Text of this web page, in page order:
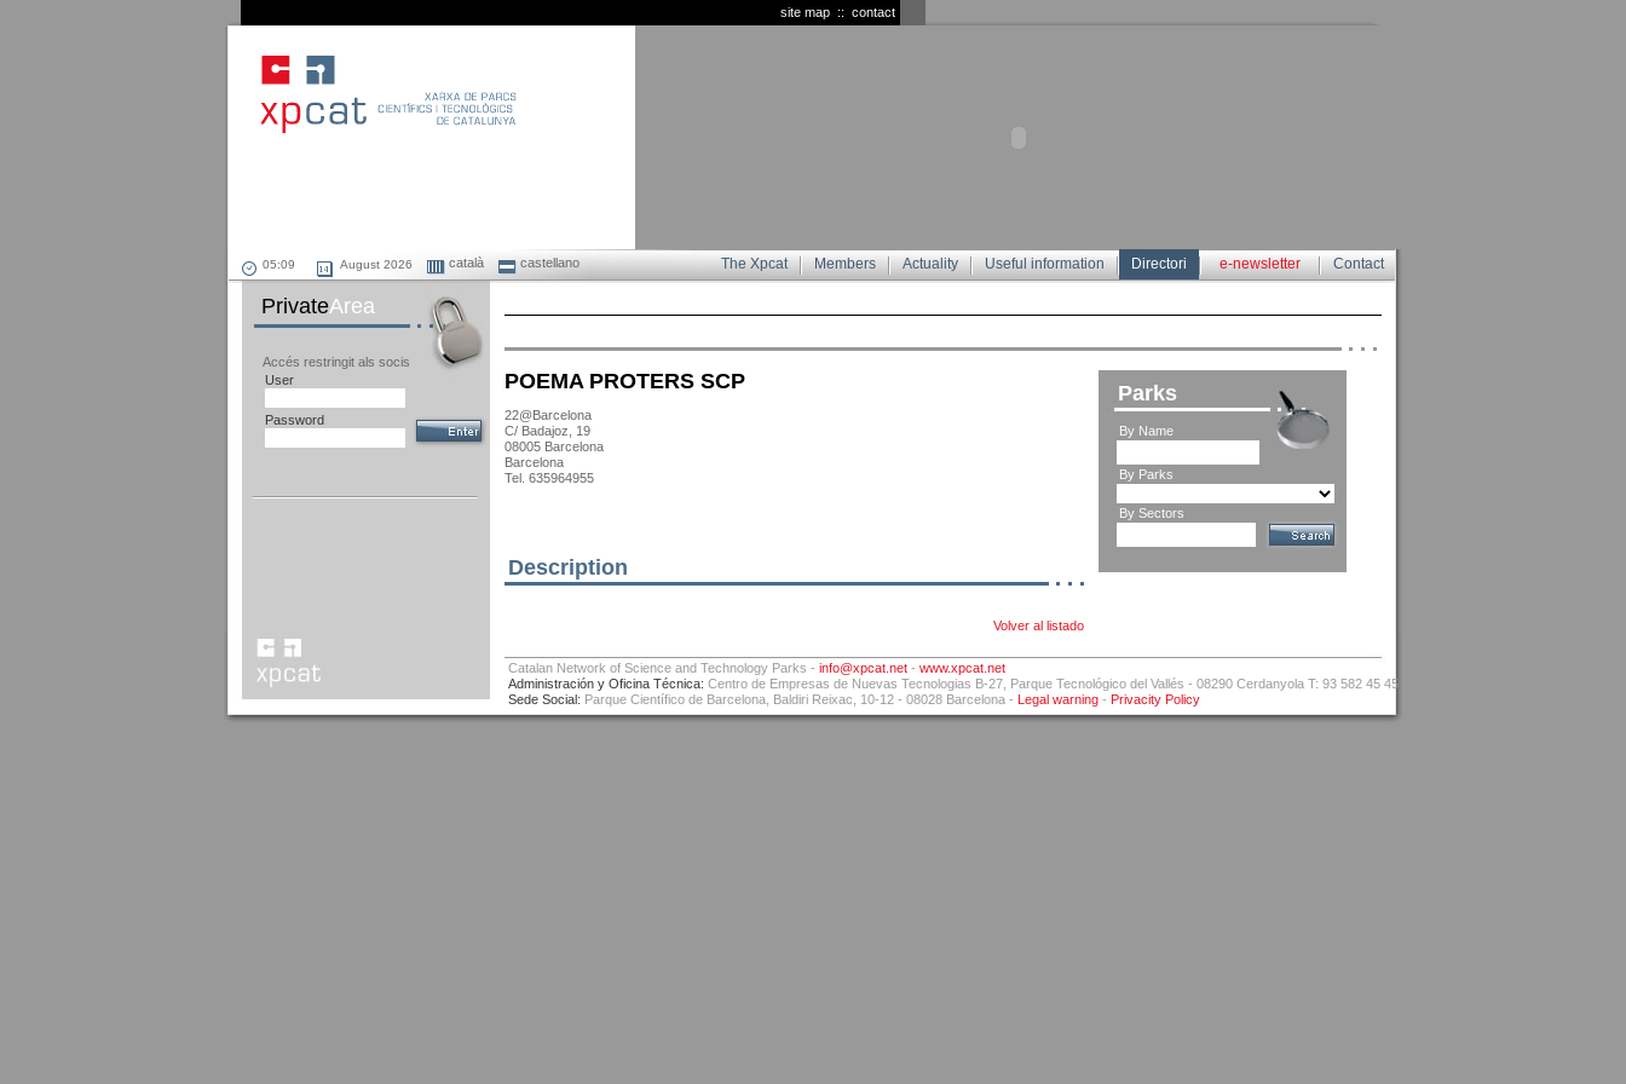
contact
::
site map
August 2026 català castellano Contact
e-newsletter
Directori
Useful information
Actuality
Members
The Xpcat
PrivateArea
Accés restringit als socis
User
Password
POEMA PROTERS SCP
22@Barcelona
C/ Badajoz, 19
08005 Barcelona
Barcelona
Tel. 635964955
Description
Volver al listado
Parks
By Name
By Parks
By Sectors
Catalan Network of Science and Technology Parks - info@xpcat.net - www.xpcat.net
Administración y Oficina Técnica: Centro de Empresas de Nuevas Tecnologias B-27, Parque Tecnológico del Vallés - 08290 Cerdanyola T: 93 582 45 45
Sede Social: Parque Científico de Barcelona, Baldiri Reixac, 10-12 - 08028 Barcelona - Legal warning - Privacity Policy